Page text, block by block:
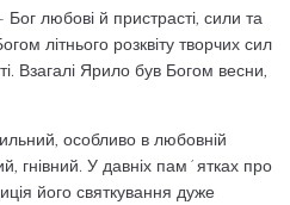
любові й пристрасті, сили та
літнього розквіту творчих сил
Взагалі Ярило був Богом весни,
особливо в любовній
гнівний. У давніх пам´ятках про
його святкування дуже